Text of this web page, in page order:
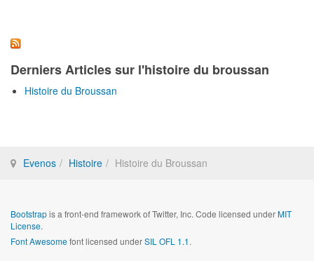
Derniers Articles sur l'histoire du broussan
Histoire du Broussan
Evenos Histoire Histoire du Broussan
Bootstrapis a front-end framework of Twitter, Inc. Code licensed underMIT
License.
Font Awesomefont licensed underSIL OFL 1.1.